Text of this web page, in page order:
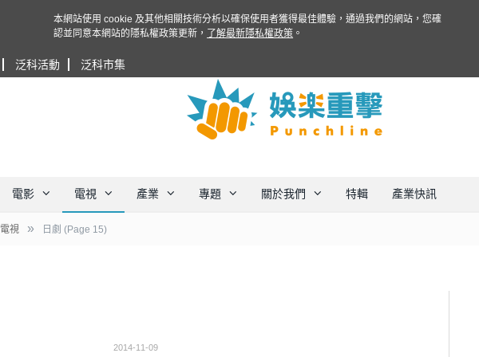
泛科活動 泛科市集
電影 電視 產業 專題 關於我們 特輯 產業快訊
電視 » 日劇 (Page 15)
2014-11-09
本網站使用 cookie 及其他相關技術分析以確保使用者獲得最佳體驗，通過我們的網站，您確
認並同意本網站的隱私權政策更新，
了解最新隱私權政策 。